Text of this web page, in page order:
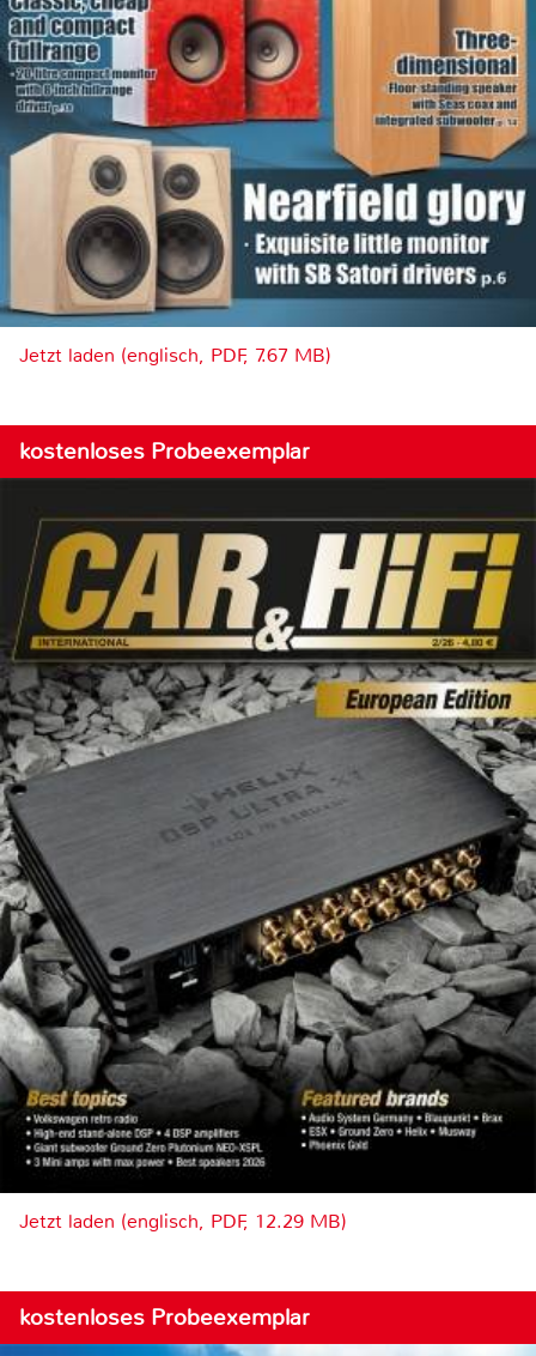
Jetzt laden (englisch, PDF, 7.67 MB)
kostenloses Probeexemplar
Jetzt laden (englisch, PDF, 12.29 MB)
kostenloses Probeexemplar